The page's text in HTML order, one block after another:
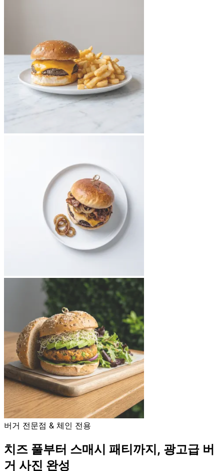
버거 전문점 & 체인 전용
치즈 풀부터 스매시 패티까지, 광고급 버
거 사진 완성